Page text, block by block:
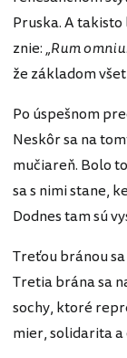
Pruska. A
znie:„Rum
že základom
Po úspešnom
Neskôr sa na
mučiareň. Bolo
sa s nimi stane,
Dodnes tam sú
Treťou bránou
Tretia brána sa
sochy, ktoré
mier, solidarita